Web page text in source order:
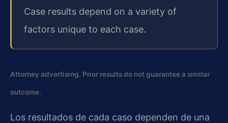
Case results depend on a variety of
factors unique to each case.
Attorney advertising. Prior results do not guarantee a similar
outcome.
Los resultados de cada caso dependen de una